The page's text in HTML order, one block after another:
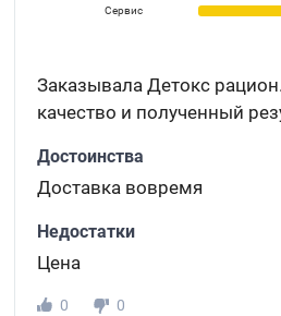
Сервис
Заказывала Детокс
качество и полученный
Достоинства
Доставка вовремя
Недостатки
Цена
0
0